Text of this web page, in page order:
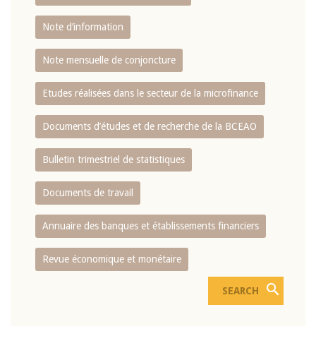
Note d’information
Note mensuelle de conjoncture
Etudes réalisées dans le secteur de la microfinance
Documents d’études et de recherche de la BCEAO
Bulletin trimestriel de statistiques
Documents de travail
Annuaire des banques et établissements financiers
Revue économique et monétaire